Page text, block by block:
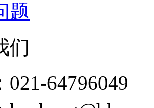
题
们
021-64796049